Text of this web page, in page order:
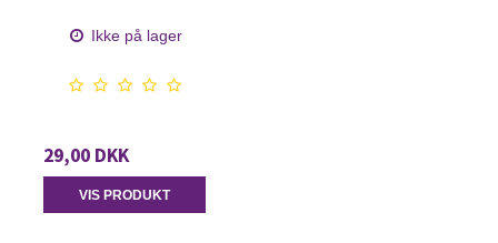
Ikke på lager
29,00 DKK
VIS PRODUKT